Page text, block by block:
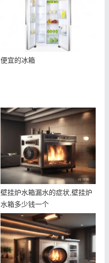
便宜的冰箱
壁挂炉水箱漏水的症状,壁挂炉
水箱多少钱一个